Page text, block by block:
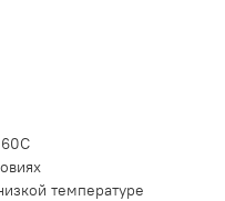
60С
температуре